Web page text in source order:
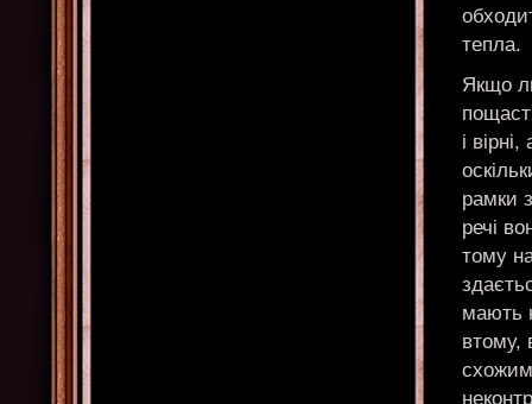
тепла.
Якщо
і
рамки
речі
тому
мають
втому,